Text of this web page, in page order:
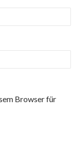
Browser für